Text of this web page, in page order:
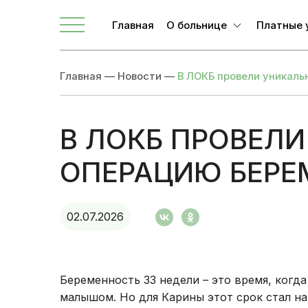
Главная О больнице
Администрация
Направления
Вакансии
Врачи
Документы учреждения
Платные
Телефоны для связи
Главная — Новости — В ЛОКБ провели
В ЛОКБ
ОПЕРАЦИЮ
02.07.2026
Беременность 33 недели – это время,
малышом. Но для Карины этот срок стал